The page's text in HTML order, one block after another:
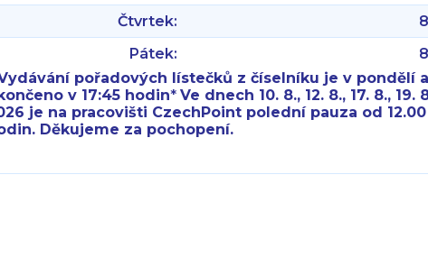
Čtvrtek:
Pátek:
pořadových lístečků z číselníku je v pondělí
v 17:45 hodin*Ve dnech 10. 8., 12. 8., 17. 8., 19.
je na pracovišti CzechPoint polední pauza od 12.00
Děkujeme za pochopení.